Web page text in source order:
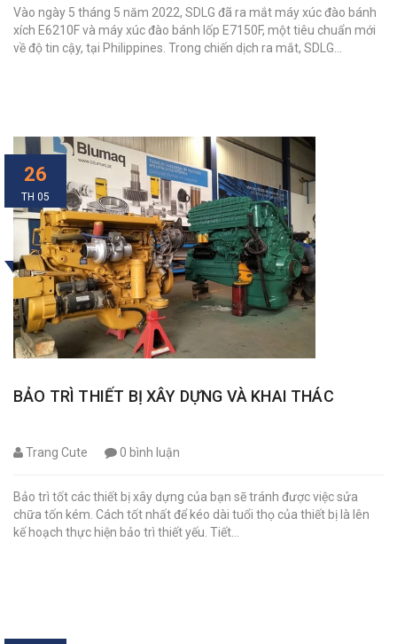
Vào ngày 5 tháng 5 năm 2022, SDLG đã ra mắt máy xúc đào bánh
xích E6210F và máy xúc đào bánh lốp E7150F, một tiêu chuẩn mới
về độ tin cậy, tại Philippines. Trong chiến dịch ra mắt, SDLG...
26
TH 05
BẢO TRÌ THIẾT BỊ XÂY DỰNG VÀ KHAI THÁC
Trang Cute 0 bình luận
Bảo trì tốt các thiết bị xây dựng của bạn sẽ tránh được việc sửa
chữa tốn kém. Cách tốt nhất để kéo dài tuổi thọ của thiết bị là lên
kế hoạch thực hiện bảo trì thiết yếu. Tiết...